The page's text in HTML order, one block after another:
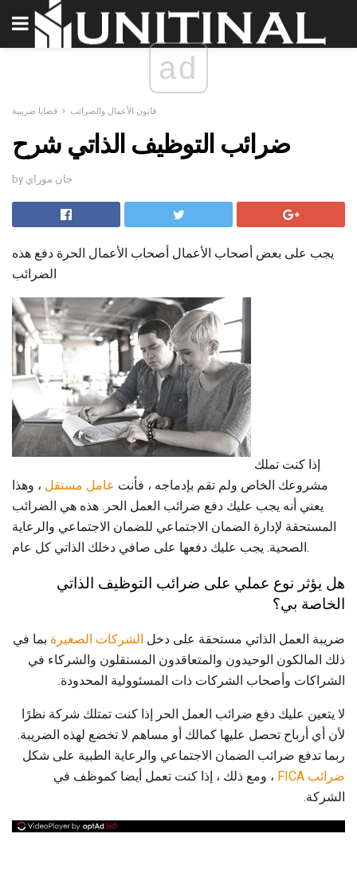
ad
قانون الأعمال والضرائب قضايا ضريبية
ضرائب التوظيف الذاتي شرح
by جان موراي
يجب على بعض أصحاب الأعمال أصحاب الأعمال الحرة دفع هذه
الضرائب
مشروعك الخاص ولم تقم بإدماجه ، فأنت عامل مستقل ، وهذا
يعني أنه يجب عليك دفع ضرائب العمل الحر. هذه هي الضرائب
المستحقة لإدارة الضمان الاجتماعي للضمان الاجتماعي والرعاية
الصحية. يجب عليك دفعها على صافي دخلك الذاتي كل عام.
هل يؤثر نوع عملي على ضرائب التوظيف الذاتي
الخاصة بي؟
ضريبة العمل الذاتي مستحقة على دخل الشركات الصغيرة بما في
ذلك المالكون الوحيدون والمتعاقدون المستقلون والشركاء في
الشراكات وأصحاب الشركات ذات المسئوولية المحدودة.
لا يتعين عليك دفع ضرائب العمل الحر إذا كنت تمتلك شركة نظرًا
لأن أي أرباح تحصل عليها كمالك أو مساهم لا تخضع لهذه الضريبة.
ربما تدفع ضرائب الضمان الاجتماعي والرعاية الطبية على شكل
ضرائب FICA
، ومع ذلك ، إذا كنت تعمل أيضا كموظف في
الشركة.